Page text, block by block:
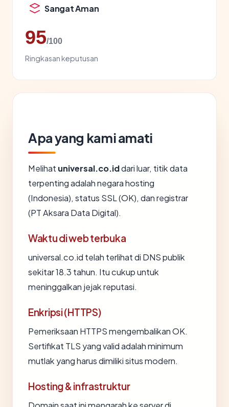
Sangat Aman
95/100
Ringkasan keputusan
Apa yang kami amati
Melihat universal.co.iddari luar, titik data
terpenting adalah negara hosting
(Indonesia), status SSL (OK), dan registrar
(PT Aksara Data Digital).
Waktu di web terbuka
universal.co.id telah terlihat di DNS publik
sekitar 18.3 tahun. Itu cukup untuk
meninggalkan jejak reputasi.
Enkripsi (HTTPS)
Pemeriksaan HTTPS mengembalikan OK.
Sertifikat TLS yang valid adalah minimum
mutlak yang harus dimiliki situs modern.
Hosting & infrastruktur